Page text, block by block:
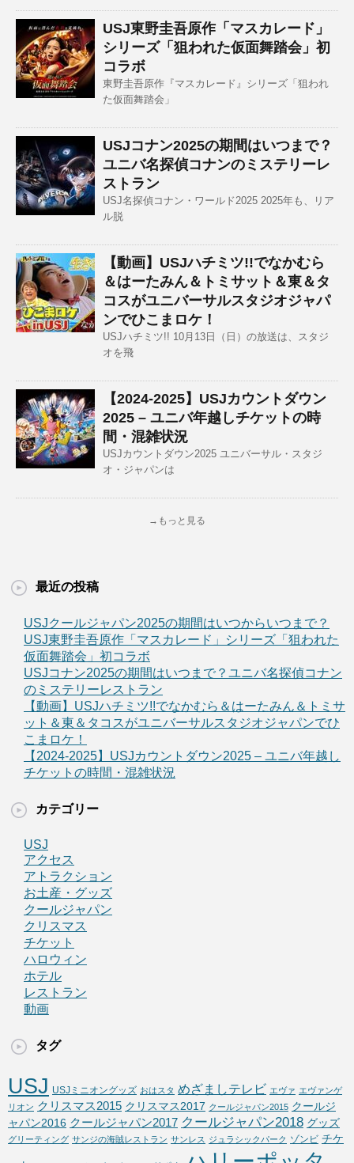
USJ東野圭吾原作「マスカレード」
シリーズ「狙われた仮面舞踏会」初
コラボ
東野圭吾原作『マスカレード』シリーズ「狙われ
た仮面舞踏会」
USJコナン2025の期間はいつまで？
ユニバ名探偵コナンのミステリーレ
ストラン
USJ名探偵コナン・ワールド2025 2025年も、リア
ル脱
【動画】USJハチミツ!!でなかむら
＆はーたみん＆トミサット＆東＆タ
コスがユニバーサルスタジオジャパ
ンでひこまロケ！
USJハチミツ!! 10月13日（日）の放送は、スタジ
オを飛
【2024-2025】USJカウントダウン
2025 – ユニバ年越しチケットの時
間・混雑状況
USJカウントダウン2025 ユニバーサル・スタジ
オ・ジャパンは
→もっと見る
最近の投稿
USJクールジャパン2025の期間はいつからいつまで？
USJ東野圭吾原作「マスカレード」シリーズ「狙われた
仮面舞踏会」初コラボ
USJコナン2025の期間はいつまで？ユニバ名探偵コナン
のミステリーレストラン
【動画】USJハチミツ!!でなかむら＆はーたみん＆トミサ
ット＆東＆タコスがユニバーサルスタジオジャパンでひ
こまロケ！
【2024-2025】USJカウントダウン2025 – ユニバ年越し
チケットの時間・混雑状況
カテゴリー
USJ
アクセス
アトラクション
お土産・グッズ
クールジャパン
クリスマス
チケット
ハロウィン
ホテル
レストラン
動画
タグ
USJ USJミニオングッズ おはスタ めざましテレビ エヴァ エヴァンゲ
リオン クリスマス2015 クリスマス2017 クールジャパン2015 クールジ
ャパン2016 クールジャパン2017 クールジャパン2018 グッズ
グリーティング サンジの海賊レストラン サンレス ジュラシックパーク ゾンビ チケ